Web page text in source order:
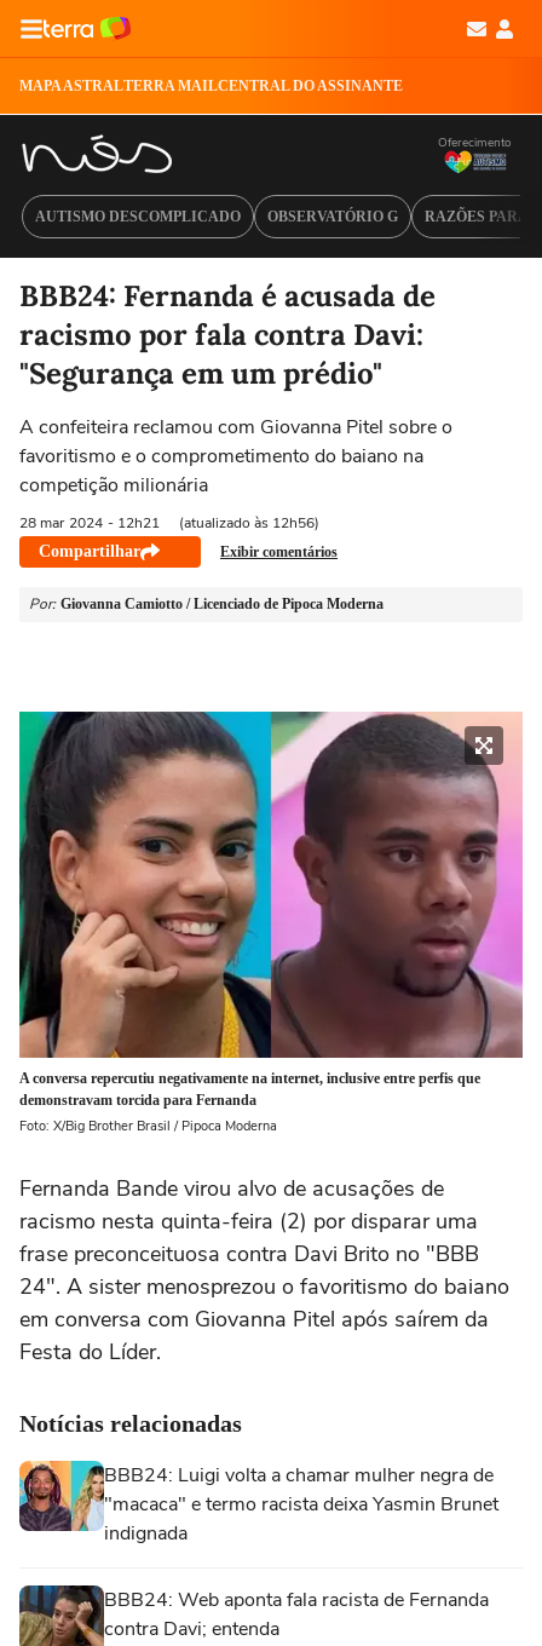
MAPA ASTRALTERRA MAILCENTRAL DO ASSINANTE
AUTISMO DESCOMPLICADO OBSERVATÓRIO G RAZÕES PARA
Oferecimento
BBB24: Fernanda é acusada de
racismo por fala contra Davi:
"Segurança em um prédio"
A confeiteira reclamou com Giovanna Pitel sobre o
favoritismo e o comprometimento do baiano na
competição milionária
28 mar 2024 - 12h21 (atualizado às 12h56)
Compartilhar Exibir comentários
Por: Giovanna Camiotto / Licenciado de Pipoca Moderna
A conversa repercutiu negativamente na internet, inclusive entre perfis que
demonstravam torcida para Fernanda
Foto: X/Big Brother Brasil / Pipoca Moderna
Fernanda Bande virou alvo de acusações de
racismo nesta quinta-feira (2) por disparar uma
frase preconceituosa contra Davi Brito no "BBB
24". A sister menosprezou o favoritismo do baiano
em conversa com Giovanna Pitel após saírem da
Festa do Líder.
Notícias relacionadas
BBB24: Luigi volta a chamar mulher negra de
"macaca" e termo racista deixa Yasmin Brunet
indignada
BBB24: Web aponta fala racista de Fernanda
contra Davi; entenda